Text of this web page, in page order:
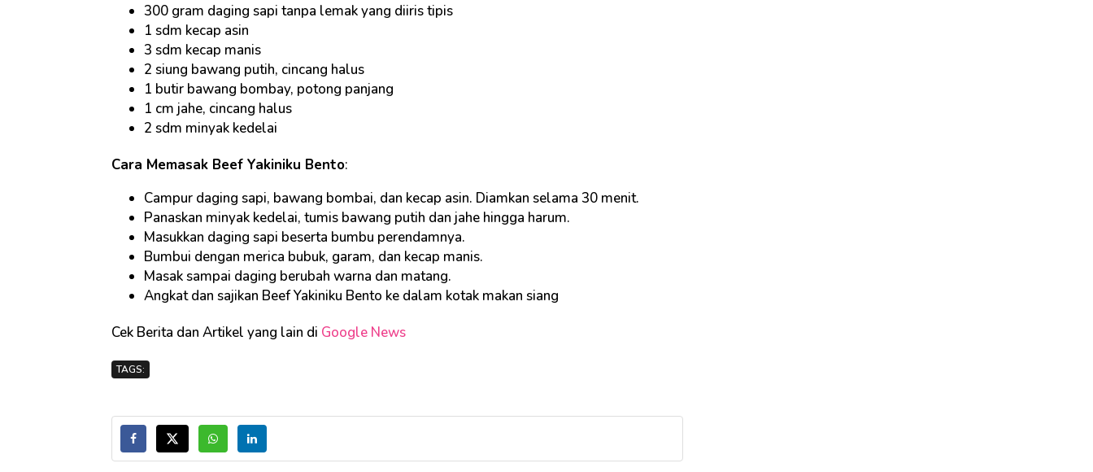
300 gram daging sapi tanpa lemak yang diiris tipis
1 sdm kecap asin
3 sdm kecap manis
2 siung bawang putih, cincang halus
1 butir bawang bombay, potong panjang
1 cm jahe, cincang halus
2 sdm minyak kedelai
Cara Memasak Beef Yakiniku Bento:
Campur daging sapi, bawang bombai, dan kecap asin. Diamkan selama 30 menit.
Panaskan minyak kedelai, tumis bawang putih dan jahe hingga harum.
Masukkan daging sapi beserta bumbu perendamnya.
Bumbui dengan merica bubuk, garam, dan kecap manis.
Masak sampai daging berubah warna dan matang.
Angkat dan sajikan Beef Yakiniku Bento ke dalam kotak makan siang
Cek Berita dan Artikel yang lain di Google News
TAGS: